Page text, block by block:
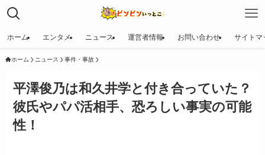
ホーム エンタメ ニュース 運営者情報 お問い合わせ サイトマ
ホーム ニュース 事件・事故
平澤俊乃は和久井学と付き合っていた？
彼氏やパパ活相手、恐ろしい事実の可能
性！